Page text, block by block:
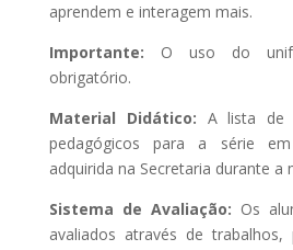
aprendem e interagem mais.
Importante: O uso do
obrigatório.
Material Didático: A lista de
pedagógicos para a série
adquirida na Secretaria durante a
Sistema de Avaliação: Os
avaliados através de trabalhos,